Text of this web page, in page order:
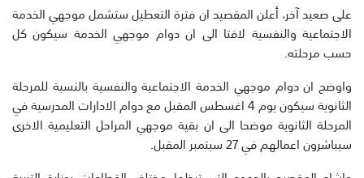
على صعيد آخر، أعلن المقصيد ان فترة التعطيل ستشمل موجهي الخدمة
الاجتماعية والنفسية لافتا الى ان دوام موجهي الخدمة سيكون كل
حسب مرحلته.
واوضح ان دوام موجهي الخدمة الاجتماعية والنفسية بالنسبة للمرحلة
الثانوية سيكون يوم 4 اغسطس المقبل مع دوام الادارات المدرسية في
المرحلة الثانوية موضحا الى ان بقية موجهي المراحل التعليمية الاخرى
سيباشرون اعمالهم في 27 سبتمبر المقبل.